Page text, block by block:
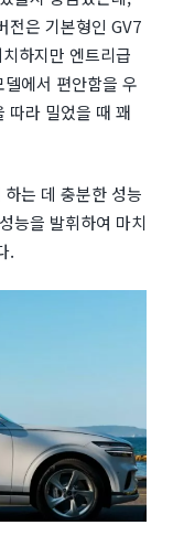
전은 기본형인 GV7
하지만 엔트리급
에서 편안함을 우
따라 밀었을 때 꽤
는 데 충분한 성능
능을 발휘하여 마치
.